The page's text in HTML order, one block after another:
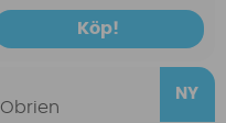
Köp!
Obrien